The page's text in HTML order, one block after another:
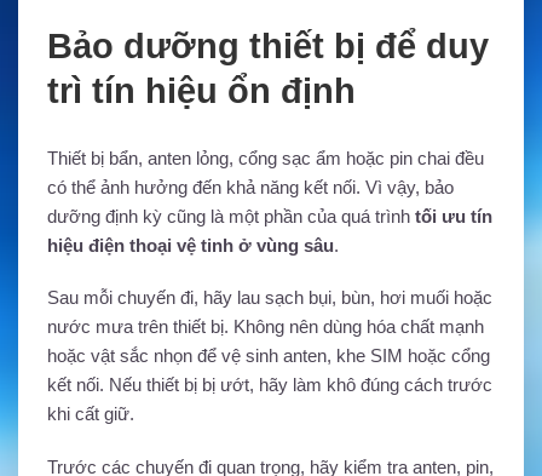
Bảo dưỡng thiết bị để duy
trì tín hiệu ổn định
Thiết bị bẩn, anten lỏng, cổng sạc ẩm hoặc pin chai đều
có thể ảnh hưởng đến khả năng kết nối. Vì vậy, bảo
dưỡng định kỳ cũng là một phần của quá trình tối ưu tín
hiệu điện thoại vệ tinh ở vùng sâu.
Sau mỗi chuyến đi, hãy lau sạch bụi, bùn, hơi muối hoặc
nước mưa trên thiết bị. Không nên dùng hóa chất mạnh
hoặc vật sắc nhọn để vệ sinh anten, khe SIM hoặc cổng
kết nối. Nếu thiết bị bị ướt, hãy làm khô đúng cách trước
khi cất giữ.
Trước các chuyến đi quan trọng, hãy kiểm tra anten, pin,